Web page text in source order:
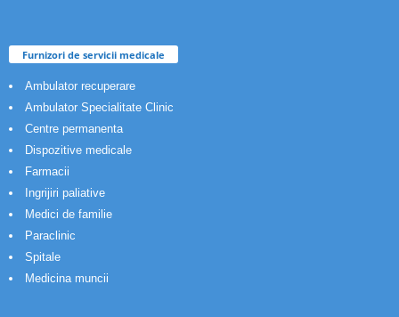
Furnizori de servicii medicale
Ambulator recuperare
Ambulator Specialitate Clinic
Centre permanenta
Dispozitive medicale
Farmacii
Ingrijiri paliative
Medici de familie
Paraclinic
Spitale
Medicina muncii